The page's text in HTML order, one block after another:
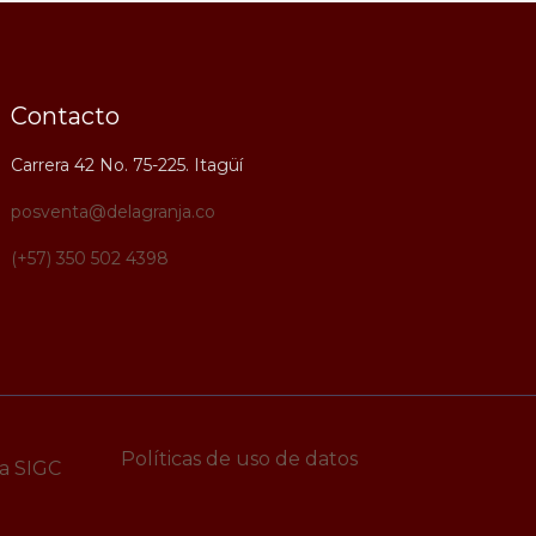
Contacto
Carrera 42 No. 75-225. Itagüí
posventa@delagranja.co
(+57) 350 502 4398
SIGC Políticas de uso de datos